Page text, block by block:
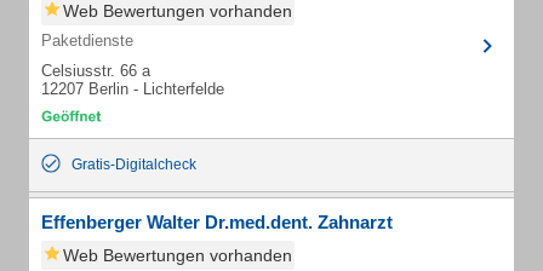
Web Bewertungen vorhanden
Paketdienste
Celsiusstr. 66 a
12207 Berlin - Lichterfelde
Gratis-Digitalcheck
Effenberger Walter Dr.med.dent. Zahnarzt
Web Bewertungen vorhanden